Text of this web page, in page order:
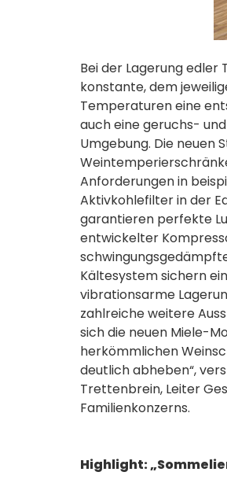
Bei der Lagerung edler
konstante, dem
Temperaturen eine
auch eine geruchs-
Umgebung. Die neuen
Anforderungen in
Aktivkohlefilter in der
garantieren perfekte
entwickelter
Kältesystem sichern
vibrationsarme
zahlreiche weitere
sich die neuen Miele-
herkömmlichen
deutlich abheben“,
Trettenbrein, Leiter
Familienkonzerns.
Highlight: